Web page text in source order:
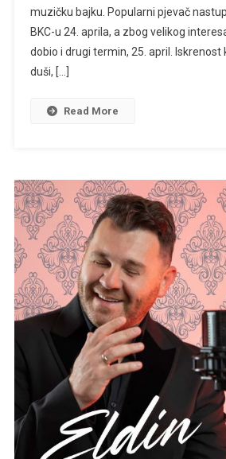
muzičku bajku. Popularni pjevač
BKC-u 24. aprila, a zbog velikog
dobio i drugi termin, 25. april. Iskrenost
duši, […]
Read More